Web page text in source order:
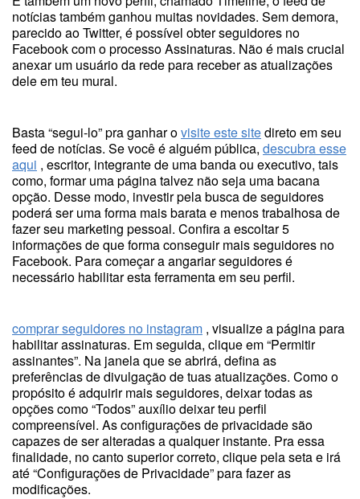
notícias também ganhou muitas novidades. Sem demora,
parecido ao Twitter, é possível obter seguidores no
Facebook com o processo Assinaturas. Não é mais crucial
anexar um usuário da rede para receber as atualizações
dele em teu mural.
Basta “segui-lo” pra ganhar ovisite este sitedireto em seu
feed de notícias. Se você é alguém pública, descubra esse
aqui , escritor, integrante de uma banda ou executivo, tais
como, formar uma página talvez não seja uma bacana
opção. Desse modo, investir pela busca de seguidores
poderá ser uma forma mais barata e menos trabalhosa de
fazer seu marketing pessoal. Confira a escoltar 5
informações de que forma conseguir mais seguidores no
Facebook. Para começar a angariar seguidores é
necessário habilitar esta ferramenta em seu perfil.
comprar seguidores no instagram , visualize a página para
habilitar assinaturas. Em seguida, clique em “Permitir
assinantes”. Na janela que se abrirá, defina as
preferências de divulgação de tuas atualizações. Como o
propósito é adquirir mais seguidores, deixar todas as
opções como “Todos” auxílio deixar teu perfil
compreensível. As configurações de privacidade são
capazes de ser alteradas a qualquer instante. Pra essa
finalidade, no canto superior correto, clique pela seta e irá
até “Configurações de Privacidade” para fazer as
modificações.